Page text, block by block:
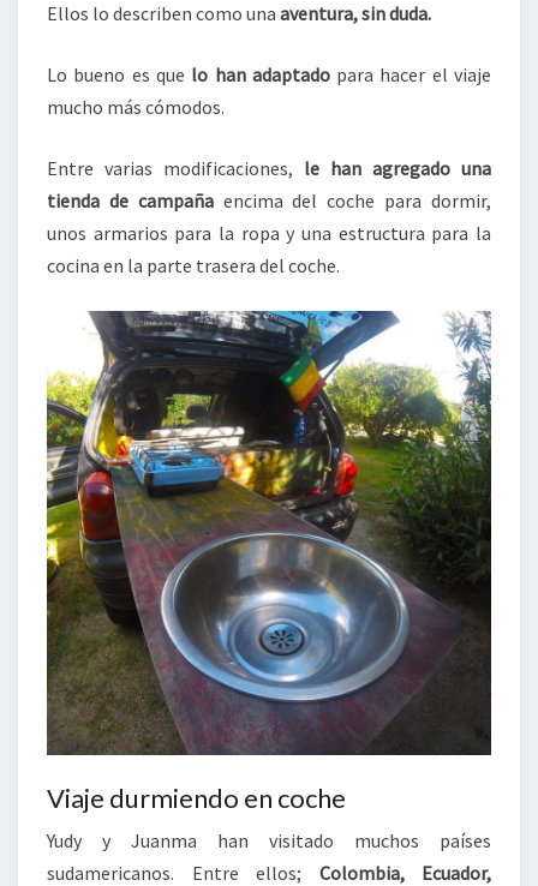
Ellos lo describen como una aventura, sin duda.
Lo bueno es que lo han adaptadopara hacer el viaje
mucho más cómodos.
Entre varias modificaciones, le han agregado una
tienda de campaña encima del coche para dormir,
unos armarios para la ropa y una estructura para la
cocina en la parte trasera del coche.
Viaje durmiendo en coche
Yudy y Juanma han visitado muchos países
sudamericanos. Entre ellos; Colombia, Ecuador,